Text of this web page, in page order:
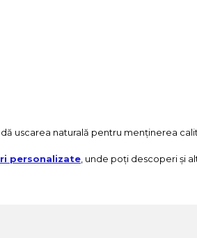
uscarea naturală pentru menținerea
personalizate , unde poți descoperi și